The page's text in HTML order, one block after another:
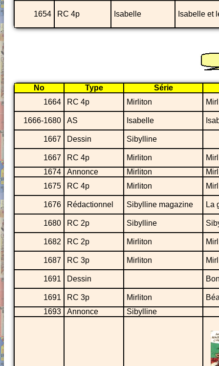
1654 RC 4p Isabelle Isabelle et
No Type
Série
1664
RC 4p Mirliton
1666-1680 AS Isabelle
1667 Dessin Sibylline
1667 RC 4p Mirliton
1674
Annonce Mirliton
1675
RC 4p Mirliton
1676 Rédactionnel Sibylline magazine La
1680 RC 2p Sibylline
1682 RC 2p Mirliton
1687 RC 3p Mirliton
1691 Dessin
1691 RC 3p Mirliton
1693
Annonce Sibylline